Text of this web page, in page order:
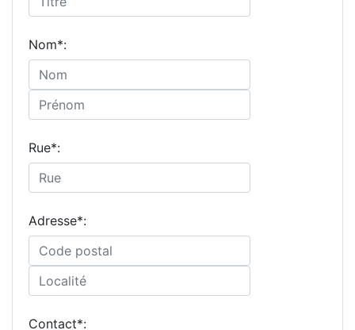
Nom*:
Rue*:
Adresse*:
Contact*: